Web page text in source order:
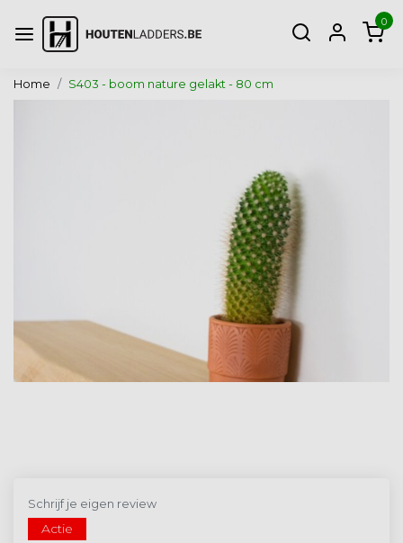
0
Home S403 - boom nature gelakt - 80 cm
Schrijf je eigen review
Actie